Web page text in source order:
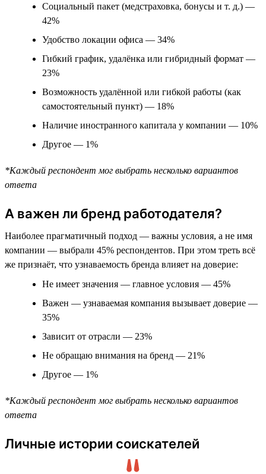
Социальный пакет (медстраховка, бонусы и т. д.) —
42%
Удобство локации офиса — 34%
Гибкий график, удалёнка или гибридный формат —
23%
Возможность удалённой или гибкой работы (как
самостоятельный пункт) — 18%
Наличие иностранного капитала у компании — 10%
Другое — 1%
*Каждый респондент мог выбрать несколько вариантов
ответа
А важен ли бренд работодателя?
Наиболее прагматичный подход — важны условия, а не имя
компании — выбрали 45% респондентов. При этом треть всё
же признаёт, что узнаваемость бренда влияет на доверие:
Не имеет значения — главное условия — 45%
Важен — узнаваемая компания вызывает доверие —
35%
Зависит от отрасли — 23%
Не обращаю внимания на бренд — 21%
Другое — 1%
*Каждый респондент мог выбрать несколько вариантов
ответа
Личные истории соискателей